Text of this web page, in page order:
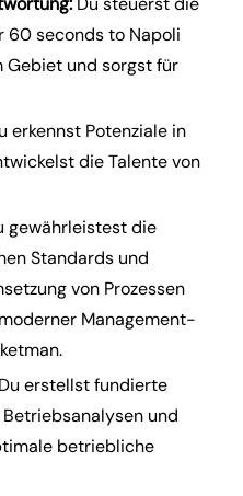
60 seconds to Napoli
Gebiet und sorgst für
erkennst Potenziale in
die Talente von
gewährleistest die
Standards und
von Prozessen
Management-
Du erstellst fundierte
und
betriebliche